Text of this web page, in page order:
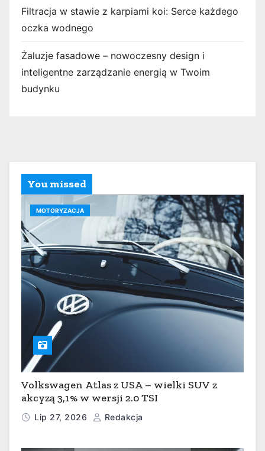
Filtracja w stawie z karpiami koi: Serce każdego
oczka wodnego
Żaluzje fasadowe – nowoczesny design i
inteligentne zarządzanie energią w Twoim
budynku
You missed
MOTORYZACJA
Volkswagen Atlas z USA – wielki SUV z
akcyzą 3,1% w wersji 2.0 TSI
Lip 27, 2026 Redakcja